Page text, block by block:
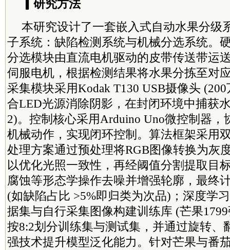
▎研究方法
本研究设计了一套嵌入式自动水果分级
子系统：缺陷检测系统与机械分选系统。
分选模块由直流电机驱动的皮带传送带运
伺服电机，根据检测结果将水果分拣至对
采集模块采用Kodak T130 USB摄像头
合LED光源消除阴影，在封闭环境中捕获
2)。控制核心采用Arduino Uno微控制器，
机械动作，实现闭环控制。算法框架采用
处理方案通过预处理将RGB图像转换为灰
以优化光照一致性，再经阈值分割提取目
腐蚀等形态学操作去噪并增强轮廓，最终
(如缺陷占比 >5%即归类为次品)；深度学
据集与自行采集图像构建训练库 (芒果
按8:2划分训练集与测试集，并通过旋转、
强技术提升模型泛化能力。针对芒果与番